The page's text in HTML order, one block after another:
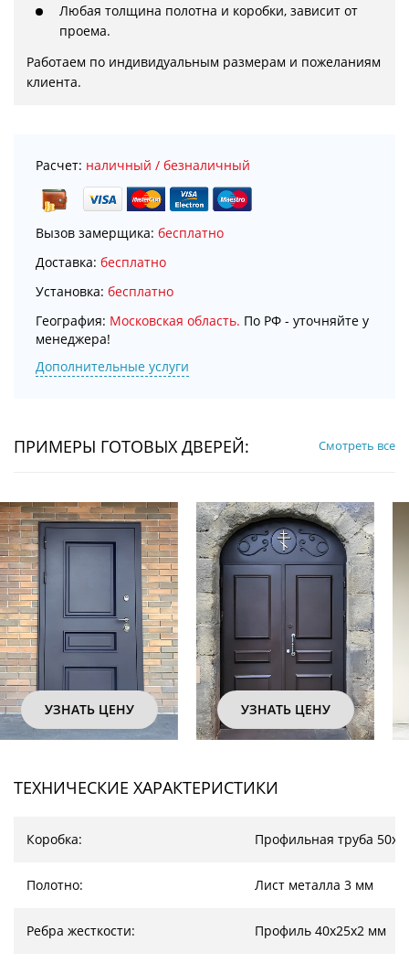
Любая толщина полотна и коробки, зависит от
проема.
Работаем по индивидуальным размерам и пожеланиям
клиента.
Расчет: наличный / безналичный
Вызов замерщика: бесплатно
Доставка: бесплатно
Установка: бесплатно
География: Московская область. По РФ - уточняйте у
менеджера!
Дополнительные услуги
ПРИМЕРЫ ГОТОВЫХ ДВЕРЕЙ: Смотреть все
УЗНАТЬ ЦЕНУ УЗНАТЬ ЦЕНУ
ТЕХНИЧЕСКИЕ ХАРАКТЕРИСТИКИ
Коробка: Профильная труба
Полотно: Лист металла 3 мм
Ребра жесткости: Профиль 40х25х2 мм